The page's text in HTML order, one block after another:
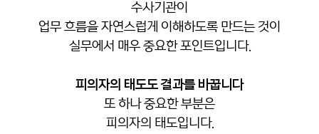
수사기관이
업무 흐름을 자연스럽게 이해하도록 만드는 것이
실무에서 매우 중요한 포인트입니다.
피의자의 태도도 결과를 바꿉니다
또 하나 중요한 부분은
피의자의 태도입니다.